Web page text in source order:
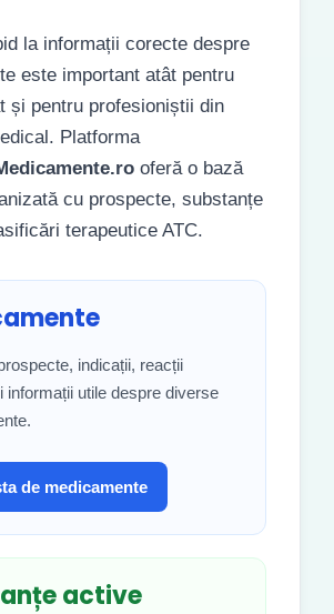
la informații corecte despre
este important atât pentru
și pentru profesioniștii din
Platforma
oferă o bază
cu prospecte, substanțe
terapeutice ATC.
indicații, reacții
informații utile despre diverse
de medicamente
active